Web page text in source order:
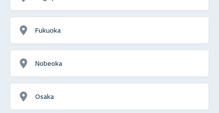
Fukuoka
Nobeoka
Osaka